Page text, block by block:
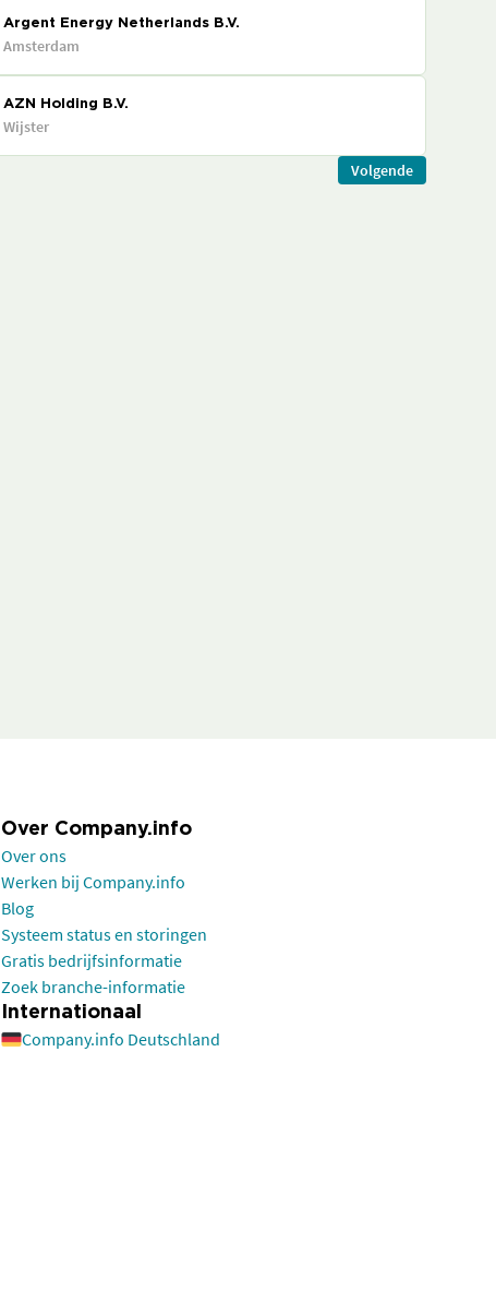
Argent Energy Netherlands B.V.
Amsterdam
AZN Holding B.V.
Wijster
Volgende
Over Company.info
Over ons
Werken bij Company.info
Blog
Systeem status en storingen
Gratis bedrijfsinformatie
Zoek branche-informatie
Internationaal
Company.info Deutschland